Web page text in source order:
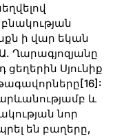
ի վար եկան
Ղարագյոզյանը
Սյունիք
[16]:
և
նոր
են բաղերը,